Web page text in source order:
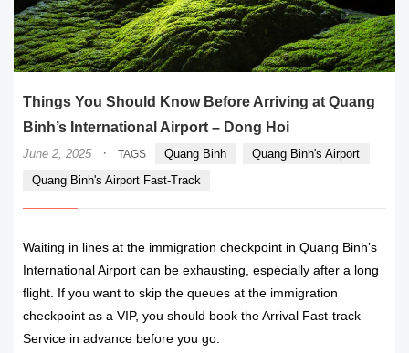
Things You Should Know Before Arriving at Quang
Binh’s International Airport – Dong Hoi
June 2, 2025 · TAGS Quang Binh
Quang Binh's Airport
Quang Binh's Airport Fast-Track
Waiting in lines at the immigration checkpoint in Quang Binh’s
International Airport can be exhausting, especially after a long
flight. If you want to skip the queues at the immigration
checkpoint as a VIP, you should book the Arrival Fast-track
Service in advance before you go.